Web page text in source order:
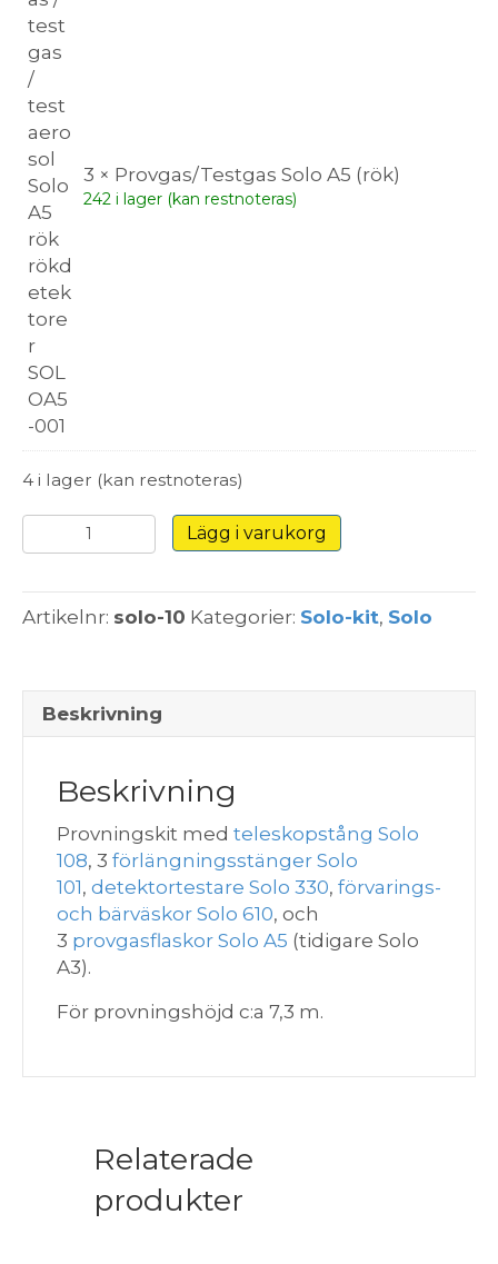
3 × Provgas/Testgas Solo A5 (rök)
242 i lager (kan restnoteras)
4 i lager (kan restnoteras)
Provkit
Solo
-
(Rök)
Bärväskor
Lägg i varukorg
Artikelnr: solo-10 Kategorier: Solo-kit, Solo
Beskrivning
Beskrivning
Provningskit med teleskopstång Solo
108, 3 förlängningsstänger Solo
101, detektortestare Solo 330, förvarings-
och bärväskor Solo 610, och
3 provgasflaskor Solo A5 (tidigare Solo
A3).
För provningshöjd c:a 7,3 m.
Relaterade
produkter